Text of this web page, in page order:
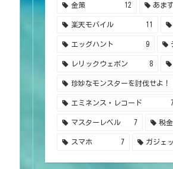
金策 12 あま
楽天モバイル 11
エッグハント 9
レリックウェポン 8
珍妙なモンスターを討伐せよ！
エミネンス・レコード
マスターレベル 7 税金
スマホ 7 ガジェ